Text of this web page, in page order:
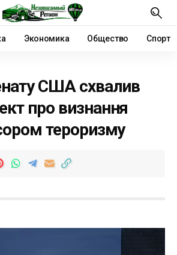
Экономика Общество Спорт
США схвалив
про визнання
тероризму